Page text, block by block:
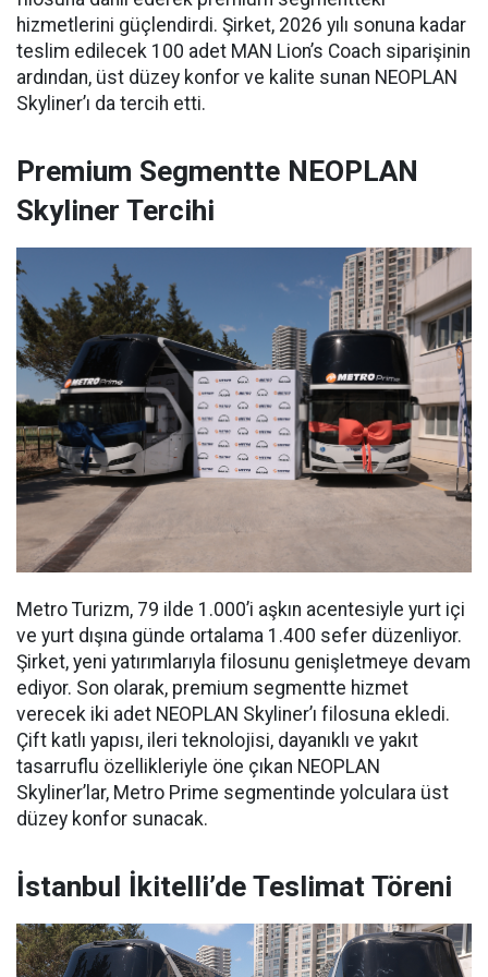
hizmetlerini güçlendirdi. Şirket, 2026 yılı sonuna kadar
teslim edilecek 100 adet MAN Lion’s Coach siparişinin
ardından, üst düzey konfor ve kalite sunan NEOPLAN
Skyliner’ı da tercih etti.
Premium Segmentte NEOPLAN
Skyliner Tercihi
Metro Turizm, 79 ilde 1.000’i aşkın acentesiyle yurt içi
ve yurt dışına günde ortalama 1.400 sefer düzenliyor.
Şirket, yeni yatırımlarıyla filosunu genişletmeye devam
ediyor. Son olarak, premium segmentte hizmet
verecek iki adet NEOPLAN Skyliner’ı filosuna ekledi.
Çift katlı yapısı, ileri teknolojisi, dayanıklı ve yakıt
tasarruflu özellikleriyle öne çıkan NEOPLAN
Skyliner’lar, Metro Prime segmentinde yolculara üst
düzey konfor sunacak.
İstanbul İkitelli’de Teslimat Töreni